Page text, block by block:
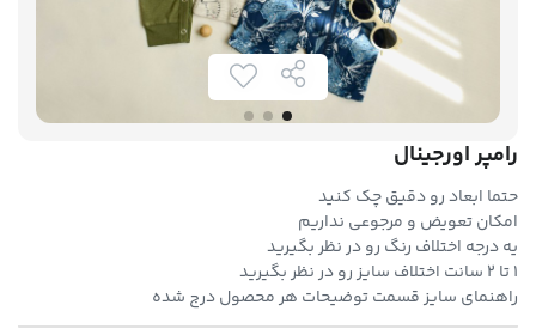
رامپر اورجینال
حتما ابعاد رو دقیق چک کنید
امکان تعویض و مرجوعی نداریم
یه درجه اختلاف رنگ رو در نظر بگیرید
۱ تا ۲ سانت اختلاف سایز رو در نظر بگیرید
راهنمای سایز قسمت توضیحات هر محصول درج شده